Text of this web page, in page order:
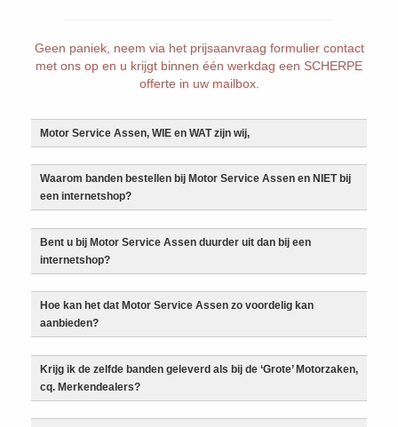
Geen paniek, neem via het prijsaanvraag formulier contact
met ons op en u krijgt binnen één werkdag een SCHERPE
offerte in uw mailbox.
Motor Service Assen, WIE en WAT zijn wij,
Waarom banden bestellen bij Motor Service Assen en NIET bij
een internetshop?
Bent u bij Motor Service Assen duurder uit dan bij een
internetshop?
Hoe kan het dat Motor Service Assen zo voordelig kan
aanbieden?
Krijg ik de zelfde banden geleverd als bij de ‘Grote’ Motorzaken,
cq. Merkendealers?